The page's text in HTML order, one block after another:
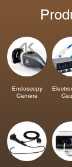
Endoscopy
Camera